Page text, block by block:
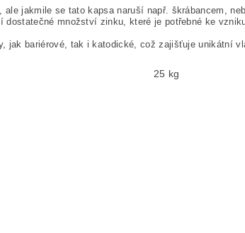
jakmile se tato kapsa naruší např. škrábancem,
dostatečné množství zinku, které je potřebné ke
jak bariérové, tak i katodické, což zajišťuje unikátní
25 kg